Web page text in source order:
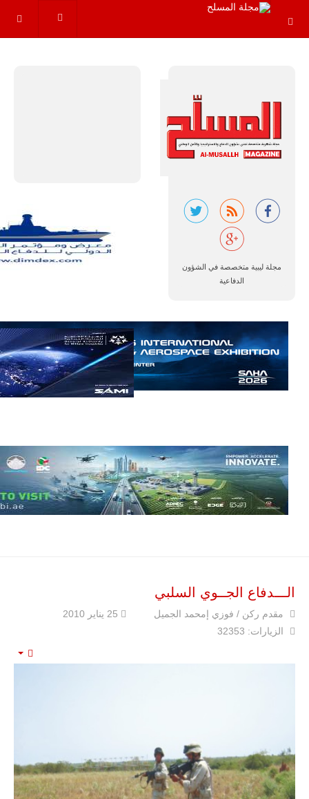
مجلة ليبية متخصصة في الشؤون
الدفاعية
توقعات بتوريد
مالي |
مشاركة
المسيرة
العصابات في
مالي.
مع تصاعد حدة
الحرب الجوية
الروسية في
مالي رُصدت
طائرة أوريون
التمرد في
منطقة الساحل،
فإن الجمع بين
قدرة طائرة
أوريون على
التحليق…
جيوش وقادة
من 30 دولة
بمدينة سرت
الليبية.
الـــدفاع الجــوي السلبي
مقدم ركن / فوزي إمحمد الجميل
25 يناير 2010
الزيارات: 32353